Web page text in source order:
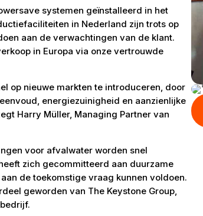
systemen geïnstalleerd in het
in Nederland zijn trots op
aan de verwachtingen van de klant.
in Europa via onze vertrouwde
op nieuwe markten te introduceren, door
energiezuinigheid en aanzienlijke
Harry Müller, Managing Partner van
voor afvalwater worden snel
zich gecommitteerd aan duurzame
de toekomstige vraag kunnen voldoen.
geworden van The Keystone Group,